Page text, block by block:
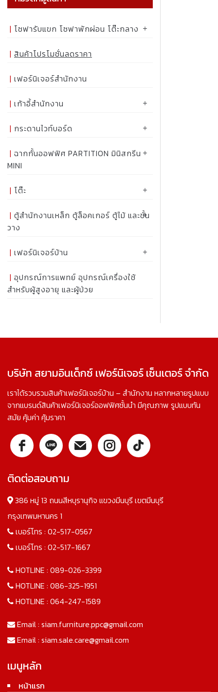
โซฟารับแขก โซฟาพักผ่อน โต๊ะกลาง
สินค้าโปรโมชั่นลดราคา
เฟอร์นิเจอร์สำนักงาน
เก้าอี้สำนักงาน
กระดานไวท์บอร์ด
ฉากกั้นออฟฟิศ PARTITION มินิสกรีน
MINI
โต๊ะ
ตู้สำนักงานเหล็ก ตู้ล็อคเกอร์ ตู้ไม้ และชั้น
วาง
เฟอร์นิเจอร์บ้าน
อุปกรณ์การแพทย์ อุปกรณ์เครื่องใช้
สำหรับผู้สูงอายุ และผู้ป่วย
บริษัท สยามอินเด็กซ์ เฟอร์นิเจอร์ เซ็นเตอร์ จำกัด
เราได้รวบรวมสินค้าเฟอร์นิเจอร์บ้าน – สำนักงาน หลากหลายรูปแบบ
จากแบรนด์สินค้าเฟอร์นิเจอร์ออฟฟิศชั้นนำ มีคุณภาพ รูปแบบทัน
สมัย คุ้มค่า คุ้มราคา
ติดต่อสอบถาม
386 หมู่ 13 ถนนสีหบุรานุกิจ แขวงมีนบุรี เขตมีนบุรี
กรุงเทพมหานคร 1
เบอร์โทร : 02-517-0567
เบอร์โทร : 02-517-1667
HOTLINE : 089-026-3399
HOTLINE : 086-325-1951
HOTLINE : 064-247-1589
Email : siam.furniture.ppc@gmail.com
Email : siam.sale.care@gmail.com
เมนูหลัก
หน้าแรก